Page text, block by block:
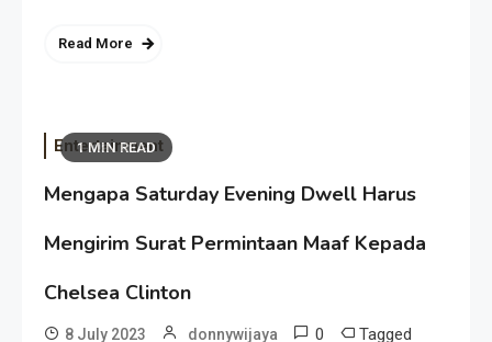
Read More
1 MIN READ
Entertainment
Mengapa Saturday Evening Dwell Harus
Mengirim Surat Permintaan Maaf Kepada
Chelsea Clinton
8 July 2023 donnywijaya 0 Tagged